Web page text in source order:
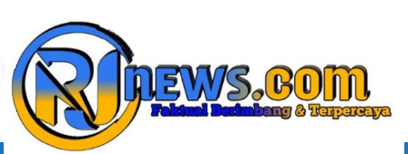
konten